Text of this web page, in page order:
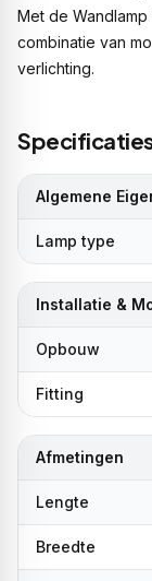
Met de
combinatie van
verlichting.
Algemene
Lamp type
Installatie &
Opbouw
Fitting
Afmetingen
Lengte
Breedte